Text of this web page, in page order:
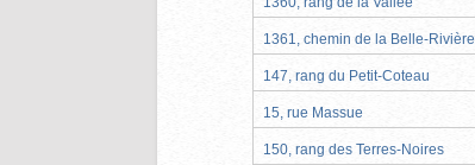
1361, chemin de la Belle-Rivière
147, rang du Petit-Coteau
15, rue Massue
150, rang des Terres-Noires